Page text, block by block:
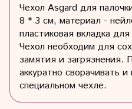
Чехол Asgard для
8 * 3 см, материал -
пластиковая вкладка
Чехол необходим для
замятия и загрязнения.
аккуратно сворачивать
специальном чехле.